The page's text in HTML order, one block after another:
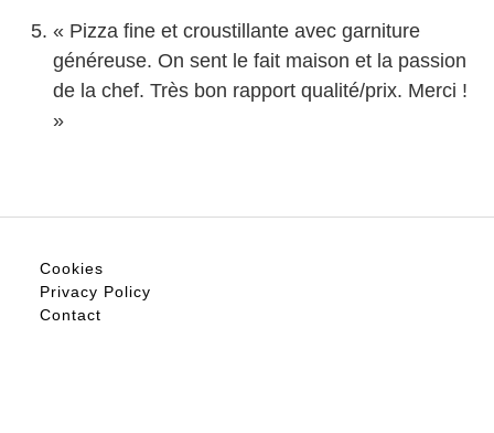
« Pizza fine et croustillante avec garniture
généreuse. On sent le fait maison et la passion
de la chef. Très bon rapport qualité/prix. Merci !
»
Cookies
Privacy Policy
Contact